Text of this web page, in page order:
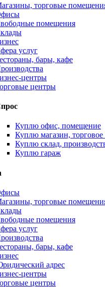
торговые
помещения
услуг
бары, кафе
центры
центры
Куплю офис, помещение
Куплю магазин,
Куплю склад,
Куплю гараж
торговые
помещения
услуг
бары, кафе
адрес
центры
центры